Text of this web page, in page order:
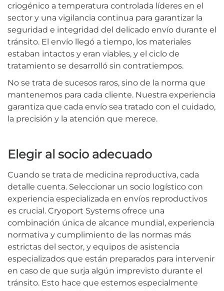
criogénico a temperatura controlada líderes en el
sector y una vigilancia continua para garantizar la
seguridad e integridad del delicado envío durante el
tránsito. El envío llegó a tiempo, los materiales
estaban intactos y eran viables, y el ciclo de
tratamiento se desarrolló sin contratiempos.
No se trata de sucesos raros, sino de la norma que
mantenemos para cada cliente. Nuestra experiencia
garantiza que cada envío sea tratado con el cuidado,
la precisión y la atención que merece.
Elegir al socio adecuado
Cuando se trata de medicina reproductiva, cada
detalle cuenta. Seleccionar un socio logístico con
experiencia especializada en envíos reproductivos
es crucial. Cryoport Systems ofrece una
combinación única de alcance mundial, experiencia
normativa y cumplimiento de las normas más
estrictas del sector, y equipos de asistencia
especializados que están preparados para intervenir
en caso de que surja algún imprevisto durante el
tránsito. Esto hace que estemos especialmente